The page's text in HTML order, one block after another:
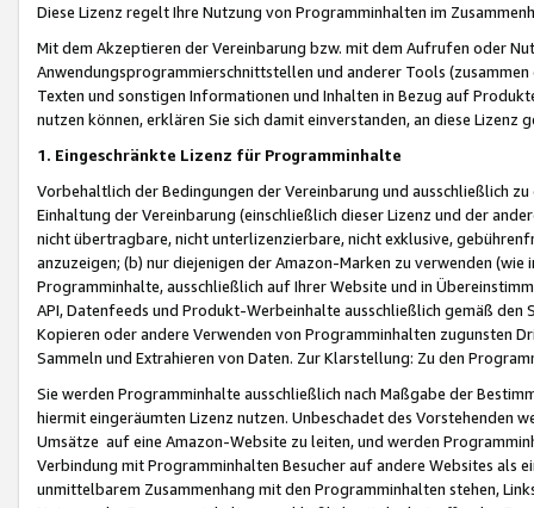
Diese Lizenz regelt Ihre Nutzung von Programminhalten im
Mit dem Akzeptieren der Vereinbarung bzw. mit dem Aufrufen oder
Anwendungsprogrammierschnittstellen und anderer Tools (zusammen
Texten und sonstigen Informationen und Inhalten in Bezug auf
nutzen können, erklären Sie sich damit einverstanden, an diese Lizenz
1. Eingeschränkte Lizenz für Programminhalte
Vorbehaltlich der Bedingungen der Vereinbarung und ausschließlich
Einhaltung der Vereinbarung (einschließlich dieser Lizenz und der
nicht übertragbare, nicht unterlizenzierbare, nicht exklusive,
anzuzeigen; (b) nur diejenigen der Amazon-Marken zu verwenden
Programminhalte, ausschließlich auf Ihrer Website und in
API, Datenfeeds und Produkt-Werbeinhalte ausschließlich gemäß
Kopieren oder andere Verwenden von Programminhalten zugunsten
Sammeln und Extrahieren von Daten. Zur Klarstellung: Zu den
Sie werden Programminhalte ausschließlich nach Maßgabe der
hiermit eingeräumten Lizenz nutzen. Unbeschadet des Vorstehenden
Umsätze auf eine Amazon-Website zu leiten, und werden
Verbindung mit Programminhalten Besucher auf andere Websites als
unmittelbarem Zusammenhang mit den Programminhalten stehen,